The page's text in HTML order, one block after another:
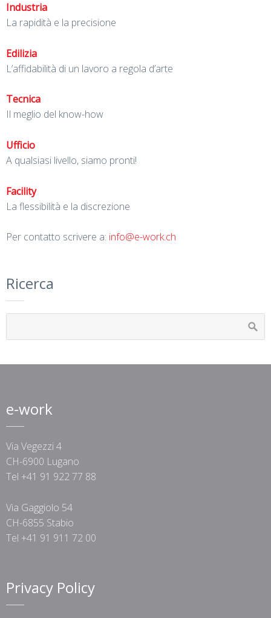
Industria
La rapidità e la precisione
Edilizia
L’affidabilità di un lavoro a regola d’arte
Tecnica
Il meglio del know-how
Ufficio
A qualsiasi livello, siamo pronti!
Facility
La flessibilità e la discrezione
Per contatto scrivere a: info@e-work.ch
Ricerca
e-work
Via Vegezzi 4
CH-6900 Lugano
Tel +41 91 922 77 88
Via Gaggiolo 54
CH-6855 Stabio
Tel +41 91 911 72 00
Privacy Policy